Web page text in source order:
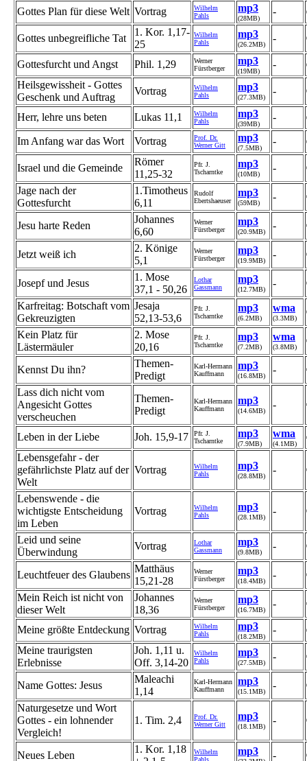
Gottes Plan für diese Welt Vortrag
Wilhelm
Pahls
mp3
(28MB)
-
Gottes unbegreifliche Tat
1. Kor. 1,17-
25
Wilhelm
Pahls
mp3
(26.2MB)
-
Gottesfurcht und Angst Phil. 1,29
Werner
Fürstberger
mp3
(19MB)
-
Heilsgewissheit - Gottes
Geschenk und Auftrag
Vortrag
Wilhelm
Pahls
mp3
(27.3MB)
-
Herr, lehre uns beten Lukas 11,1
Wilhelm
Pahls
mp3
(39MB)
-
Im Anfang war das Wort Vortrag
Prof. Dr.
Werner Gitt
mp3
(7.5MB)
-
Israel und die Gemeinde
Römer
11,25-32
Pfr. J.
Tscharntke
mp3
(10MB)
-
Jage nach der
Gottesfurcht
1.Timotheus
6,11
Rudolf
Ebertshaeuser
mp3
(59MB)
-
Jesu harte Reden
Johannes
6,60
Werner
Fürstberger
mp3
(20.9MB)
-
Jetzt weiß ich
2. Könige
5,1
Werner
Fürstberger
mp3
(19.9MB)
-
Josepf und Jesus
1. Mose
37,1 - 50,26
Lothar
Gassmann
mp3
(12.7MB)
-
Karfreitag: Botschaft vom
Gekreuzigten
Jesaja
52,13-53,6
Pfr. J.
Tscharntke
mp3
(6.2MB)
wma
(3.3MB)
Kein Platz für
Lästermäuler
2. Mose
20,16
Pfr. J.
Tscharntke
mp3
(7.2MB)
wma
(3.8MB)
Kennst Du ihn?
Themen-
Predigt
Karl-Hermann
Kauffmann
mp3
(16.8MB)
-
Lass dich nicht vom
Angesicht Gottes
verscheuchen
Themen-
Predigt
Karl-Hermann
Kauffmann
mp3
(14.6MB)
-
Leben in der Liebe Joh. 15,9-17
Pfr. J.
Tscharntke
mp3
(7.9MB)
wma
(4.1MB)
Lebensgefahr - der
gefährlichste Platz auf der
Welt
Vortrag
Wilhelm
Pahls
mp3
(28.8MB)
-
Lebenswende - die
wichtigste Entscheidung
im Leben
Vortrag
Wilhelm
Pahls
mp3
(28.1MB)
-
Leid und seine
Überwindung
Vortrag
Lothar
Gassmann
mp3
(9.8MB)
-
Leuchtfeuer des Glaubens
Matthäus
15,21-28
Werner
Fürstberger
mp3
(18.4MB)
-
Mein Reich ist nicht von
dieser Welt
Johannes
18,36
Werner
Fürstberger
mp3
(16.7MB)
-
Meine größte Entdeckung Vortrag
Wilhelm
Pahls
mp3
(18.2MB)
-
Meine traurigsten
Erlebnisse
Joh. 1,11 u.
Off. 3,14-20
Wilhelm
Pahls
mp3
(27.5MB)
-
Name Gottes: Jesus
Maleachi
1,14
Karl-Hermann
Kauffmann
mp3
(15.1MB)
-
Naturgesetze und Wort
Gottes - ein lohnender
Vergleich!
1. Tim. 2,4
Prof. Dr.
Werner Gitt
mp3
(18.1MB)
-
Neues Leben
1. Kor. 1,18
Wilhelm
Pahls
mp3 -